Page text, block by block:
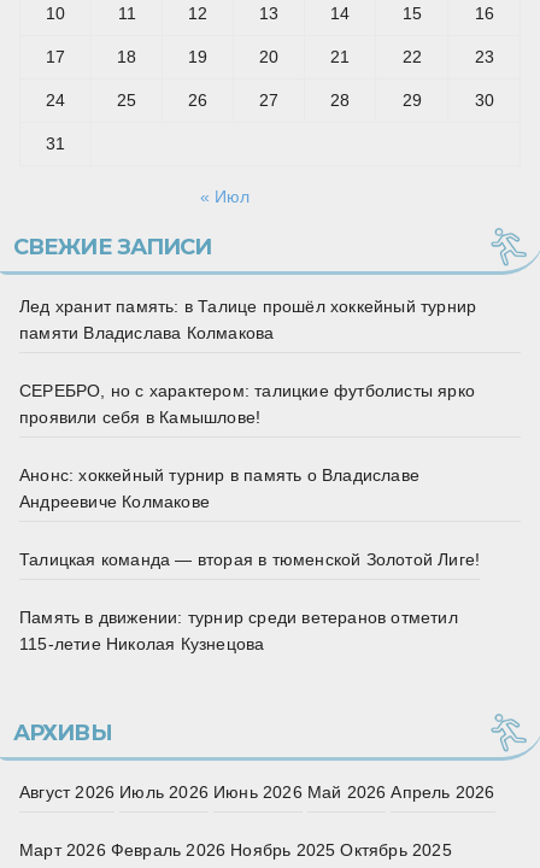
10 11 12 13 14 15 16
17 18 19 20 21 22 23
24 25 26 27 28 29 30
31
« Июл
СВЕЖИЕ ЗАПИСИ
Лед хранит память: в Талице прошёл хоккейный турнир
памяти Владислава Колмакова
СЕРЕБРО, но с характером: талицкие футболисты ярко
проявили себя в Камышлове!
Анонс: хоккейный турнир в память о Владиславе
Андреевиче Колмакове
Талицкая команда — вторая в тюменской Золотой Лиге!
Память в движении: турнир среди ветеранов отметил
115‑летие Николая Кузнецова
АРХИВЫ
Август 2026 Июль 2026 Июнь 2026 Май 2026 Апрель 2026
Март 2026 Февраль 2026 Ноябрь 2025 Октябрь 2025